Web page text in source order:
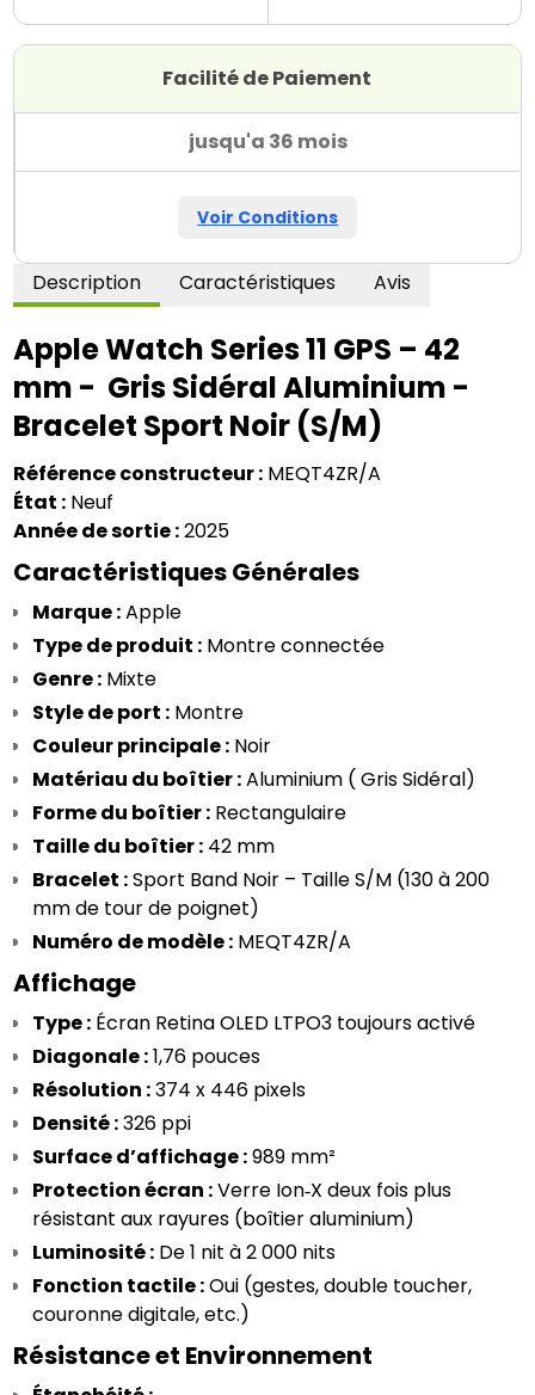
Facilité de Paiement
jusqu'a 36 mois
Voir Conditions
Description Caractéristiques Avis
Apple Watch Series 11 GPS – 42
mm -  Gris Sidéral Aluminium -
Bracelet Sport Noir (S/M)
Référence constructeur : MEQT4ZR/A
État : Neuf
Année de sortie : 2025
Caractéristiques Générales
Marque : Apple
Type de produit : Montre connectée
Genre : Mixte
Style de port : Montre
Couleur principale : Noir
Matériau du boîtier : Aluminium ( Gris Sidéral)
Forme du boîtier : Rectangulaire
Taille du boîtier : 42 mm
Bracelet : Sport Band Noir – Taille S/M (130 à 200
mm de tour de poignet)
Numéro de modèle : MEQT4ZR/A
Affichage
Type : Écran Retina OLED LTPO3 toujours activé
Diagonale : 1,76 pouces
Résolution : 374 x 446 pixels
Densité : 326 ppi
Surface d’affichage : 989 mm²
Protection écran : Verre Ion‑X deux fois plus
résistant aux rayures (boîtier aluminium)
Luminosité : De 1 nit à 2 000 nits
Fonction tactile : Oui (gestes, double toucher,
couronne digitale, etc.)
Résistance et Environnement